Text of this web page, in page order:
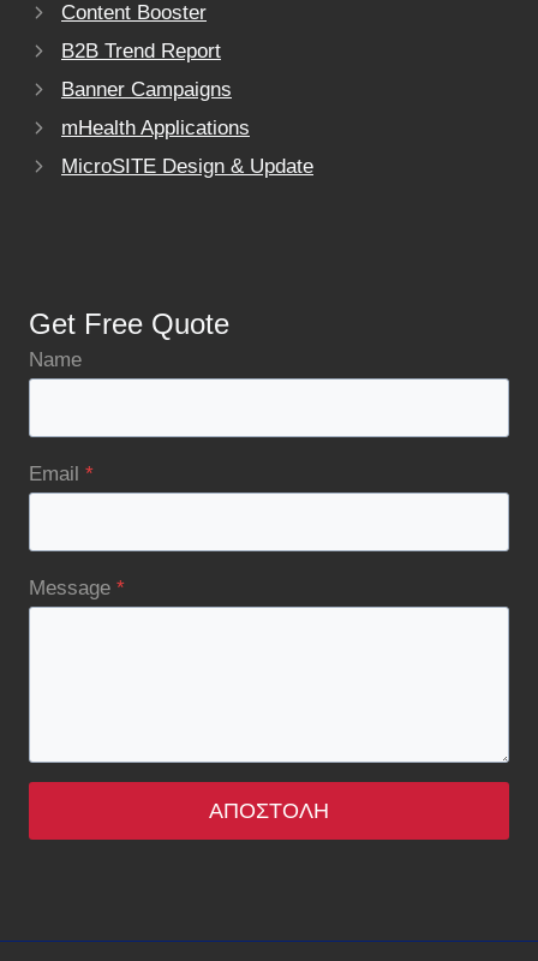
Content Booster
B2B Trend Report
Banner Campaigns
mHealth Applications
MicroSITE Design & Update
Get Free Quote
Name
Email *
Message *
ΑΠΟΣΤΟΛΉ